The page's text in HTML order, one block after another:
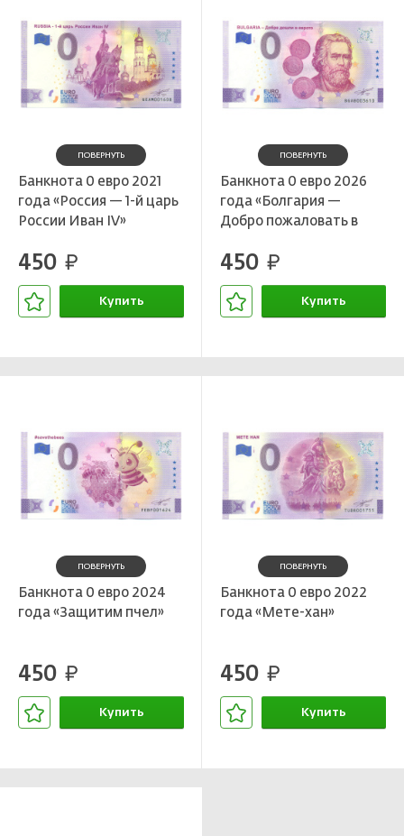
ПОВЕРНУТЬ
Банкнота 0 евро 2021
года «Россия — 1-й царь
России Иван IV»
450 руб.
Купить
ПОВЕРНУТЬ
Банкнота 0 евро 2026
года «Болгария —
Добро пожаловать в
450 руб.
Купить
ПОВЕРНУТЬ
Банкнота 0 евро 2024
года «Защитим пчел»
450 руб.
Купить
ПОВЕРНУТЬ
Банкнота 0 евро 2022
года «Мете-хан»
450 руб.
Купить